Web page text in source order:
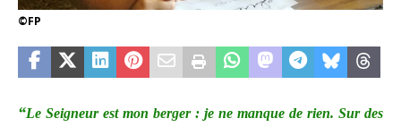
©FP
“Le Seigneur est mon berger : je ne manque de rien. Sur des